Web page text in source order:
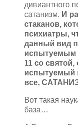
дивиантного
сатанизм. И
стаканов,
психиатры,
данный вид
испытуемым
11 со
испытуемый
все,
Вот такая
база…